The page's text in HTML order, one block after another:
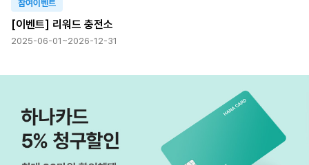
참여이벤트
[이벤트] 리워드 충전소
2025-06-01~2026-12-31